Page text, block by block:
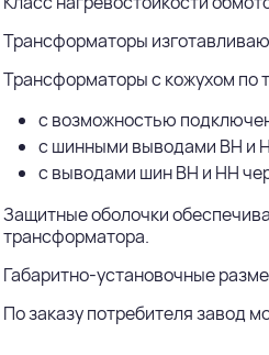
Трансформаторы
Трансформаторы с кожухом по
с возможностью
с шинными выводами ВН и
с выводами шин ВН и НН
Защитные оболочки
трансформатора.
Габаритно-установочные
По заказу потребителя завод